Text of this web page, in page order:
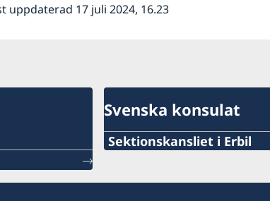
uppdaterad 17 juli 2024, 16.23
Svenska konsulat
Sektionskansliet i Erbil